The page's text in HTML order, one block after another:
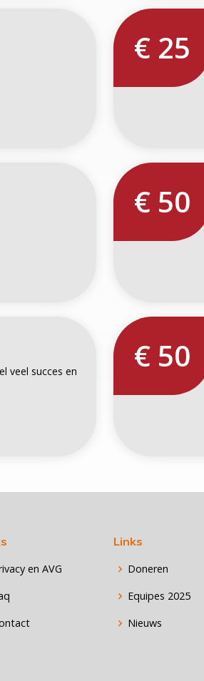
€ 25
€ 50
veel succes en
€ 50
en AVG
Links
Doneren
Equipes 2025
Nieuws